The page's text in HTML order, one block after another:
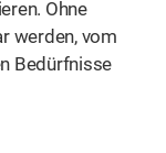
Ohne
werden, vom
Bedürfnisse